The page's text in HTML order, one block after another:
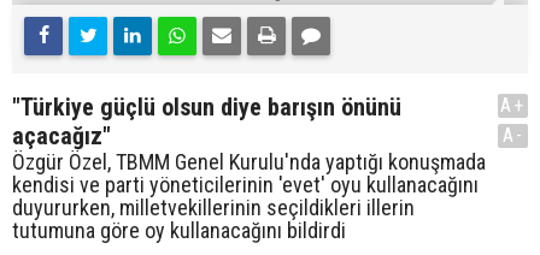
"Türkiye güçlü olsun diye barışın önünü
açacağız"
Özgür Özel, TBMM Genel Kurulu'nda yaptığı konuşmada
kendisi ve parti yöneticilerinin 'evet' oyu kullanacağını
duyururken, milletvekillerinin seçildikleri illerin
tutumuna göre oy kullanacağını bildirdi
A+
A-